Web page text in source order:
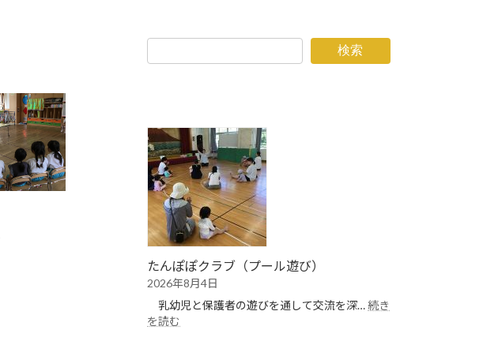
検索
たんぽぽクラブ（プール遊び）
2026年8月4日
乳幼児と保護者の遊びを通して交流を深…続き
を読む